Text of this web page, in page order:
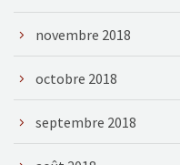
novembre 2018
octobre 2018
septembre 2018